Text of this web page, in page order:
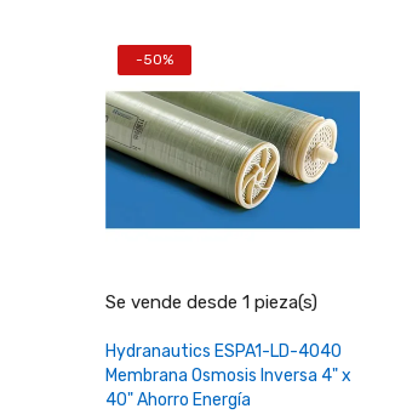
-50%
Se vende desde 1 pieza(s)
− +
Añadir al carrito
Hydranautics ESPA1-LD-4040
Membrana Osmosis Inversa 4" x
40" Ahorro Energía